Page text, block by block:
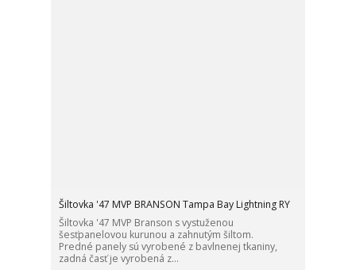
Šiltovka '47 MVP BRANSON Tampa Bay Lightning RY
Šiltovka '47 MVP Branson s vystuženou
šesťpanelovou kurunou a zahnutým šiltom.
Predné panely sú vyrobené z bavlnenej tkaniny,
zadná časť je vyrobená z...